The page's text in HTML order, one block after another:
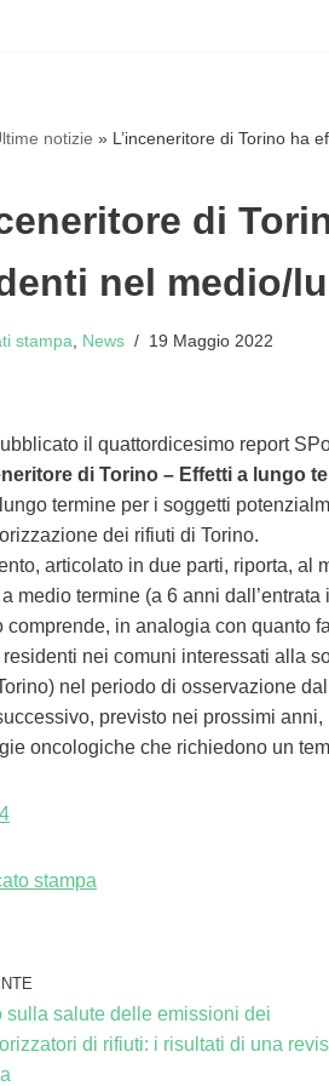
notizie » L’inceneritore di Torino ha
di
nel medio/
stampa News 19 Maggio 2022
il quattordicesimo report
di Torino – Effetti a lungo
termine per i soggetti
dei rifiuti di Torino.
articolato in due parti, riporta,
medio termine (a 6 anni dall’entrata
comprende, in analogia con quanto
nei comuni interessati alla
nel periodo di osservazione
successivo, previsto nei prossimi
oncologiche che richiedono un
stampa
sulla salute delle emissioni dei
di rifiuti: i risultati di una